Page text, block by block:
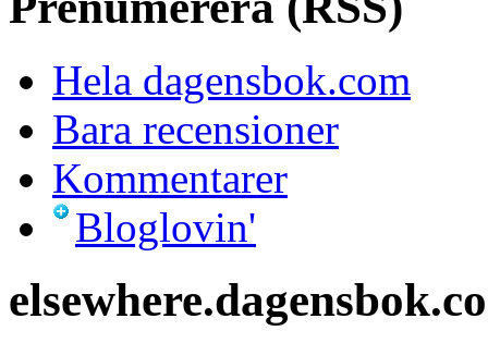
Hela dagensbok.com
Bara recensioner
Kommentarer
Bloglovin'